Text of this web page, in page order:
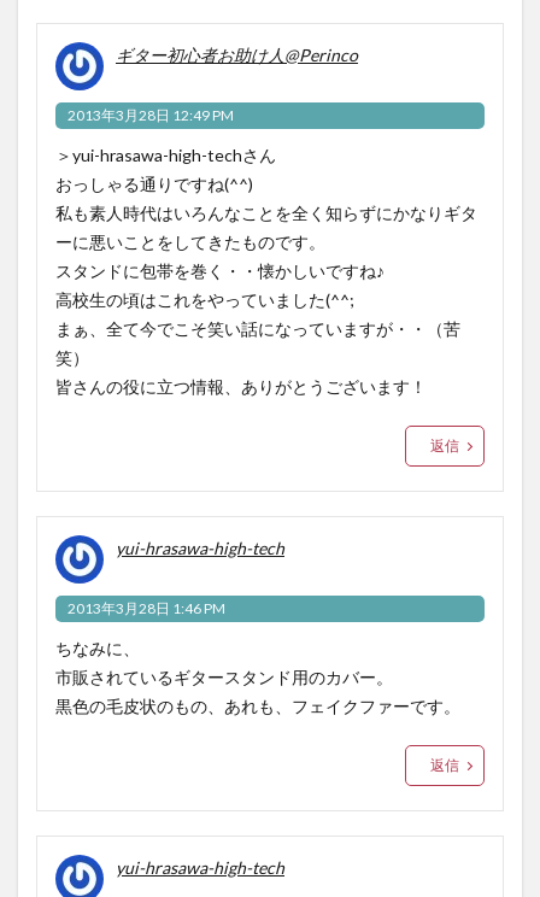
ギター初心者お助け人@Perinco
2013年3月28日 12:49 PM
＞yui-hrasawa-high-techさん
おっしゃる通りですね(^^)
私も素人時代はいろんなことを全く知らずにかなりギタ
ーに悪いことをしてきたものです。
スタンドに包帯を巻く・・懐かしいですね♪
高校生の頃はこれをやっていました(^^;
まぁ、全て今でこそ笑い話になっていますが・・（苦
笑）
皆さんの役に立つ情報、ありがとうございます！
返信
yui-hrasawa-high-tech
2013年3月28日 1:46 PM
ちなみに、
市販されているギタースタンド用のカバー。
黒色の毛皮状のもの、あれも、フェイクファーです。
返信
yui-hrasawa-high-tech